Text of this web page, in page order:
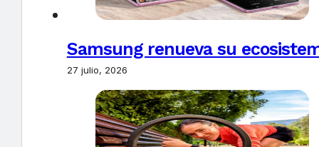
Samsung renueva su
27 julio, 2026